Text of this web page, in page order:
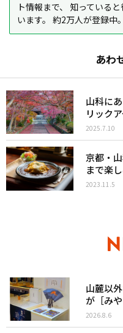
ト情報まで、 知っている
います。 約2万人が登録中。
あわ
山科に
リック
2025.7.10
京都・
まで楽
2023.11.5
山麓以
が［み
2026.8.6